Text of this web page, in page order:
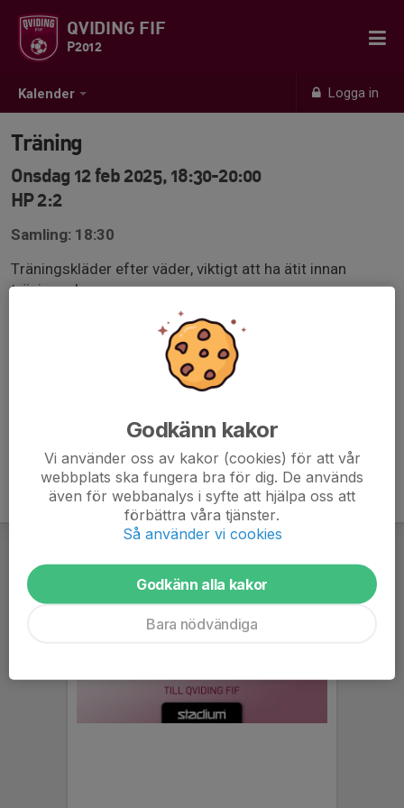
Kalender Logga in
QVIDING FIF
P2012
Träning
Onsdag 12 feb 2025, 18:30-20:00
HP 2:2
Samling: 18:30
Träningskläder efter väder, viktigt att ha ätit innan
träningen!
Benskydd på och egen vattenflaska!
Godkänn kakor
Vi använder oss av kakor (cookies) för att vår
webbplats ska fungera bra för dig. De används
även för webbanalys i syfte att hjälpa oss att
förbättra våra tjänster.
Så använder vi cookies
Godkänn alla kakor
Bara nödvändiga